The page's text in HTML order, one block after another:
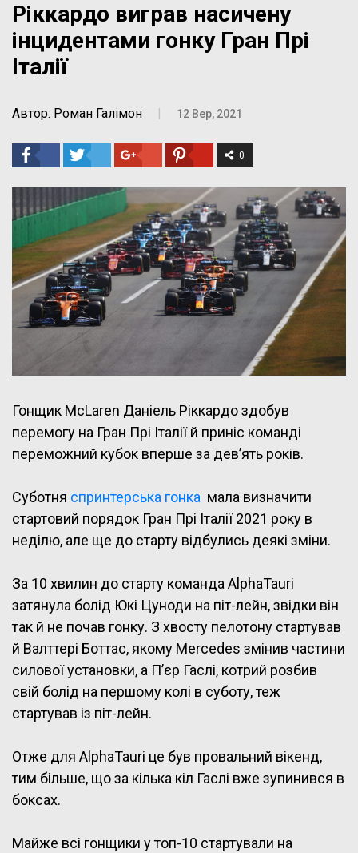
Ріккардо виграв насичену
інцидентами гонку Гран Прі
Італії
Автор: Роман Галімон | 12 Вер, 2021
0
Гонщик McLaren Даніель Ріккардо здобув
перемогу на Гран Прі Італії й приніс команді
переможний кубок вперше за дев’ять років.
Суботня спринтерська гонка мала визначити
стартовий порядок Гран Прі Італії 2021 року в
неділю, але ще до старту відбулись деякі зміни.
За 10 хвилин до старту команда AlphaTauri
затянула болід Юкі Цуноди на піт-лейн, звідки він
так й не почав гонку. З хвосту пелотону стартував
й Валттері Боттас, якому Mercedes змінив частини
силової установки, а П’єр Гаслі, котрий розбив
свій болід на першому колі в суботу, теж
стартував із піт-лейн.
Отже для AlphaTauri це був провальний вікенд,
тим більше, що за кілька кіл Гаслі вже зупинився в
боксах.
Майже всі гонщики у топ-10 стартували на